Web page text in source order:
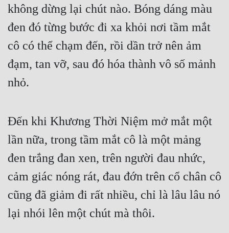
Đẹp Hiệp
Tính Cách Nhân Vật :
Cơ Trí
không dừng lại chút nào. Bóng dáng màu
đen đó từng bước đi xa khỏi nơi tầm mắt
cô có thể chạm đến, rồi dần trở nên ảm
đạm, tan vỡ, sau đó hóa thành vô số mảnh
nhỏ.
Đến khi Khương Thời Niệm mở mắt một
lần nữa, trong tầm mắt cô là một mảng
đen trắng đan xen, trên người đau nhức,
cảm giác nóng rát, đau đớn trên cổ chân cô
cũng đã giảm đi rất nhiều, chỉ là lâu lâu nó
lại nhói lên một chút mà thôi.